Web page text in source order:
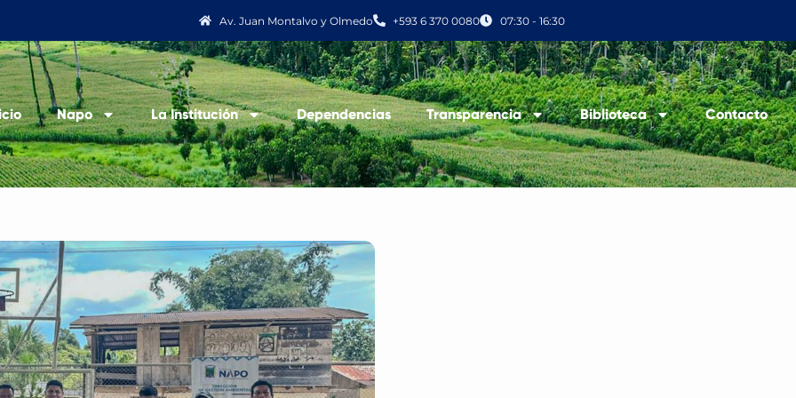
Av. Juan Montalvo y Olmedo +593 6 370 0080 07:30 - 16:30
Napo La Institución Dependencias Transparencia Biblioteca Contacto